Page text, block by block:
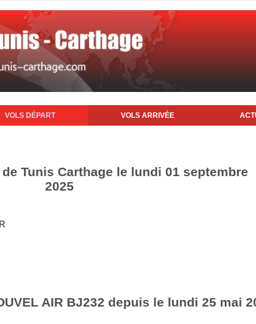
VOLS DÉPART VOLS ARRIVÉE
Tunis Carthage le lundi 01 septembre
2025
AIR BJ232 depuis le lundi 25 mai